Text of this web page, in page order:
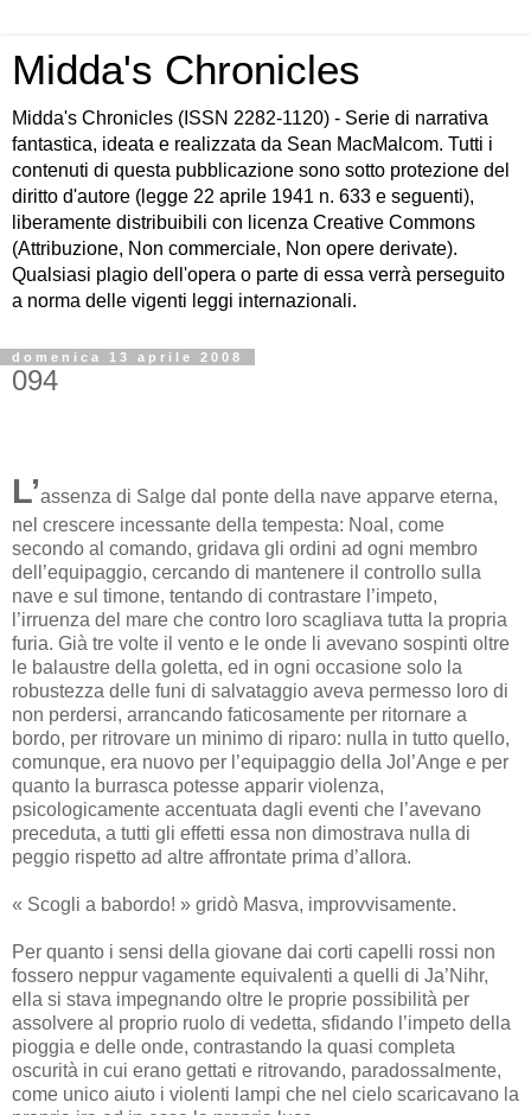
Midda's Chronicles
Midda's Chronicles (ISSN 2282-1120) - Serie di narrativa
fantastica, ideata e realizzata da Sean MacMalcom. Tutti i
contenuti di questa pubblicazione sono sotto protezione del
diritto d'autore (legge 22 aprile 1941 n. 633 e seguenti),
liberamente distribuibili con licenza Creative Commons
(Attribuzione, Non commerciale, Non opere derivate).
Qualsiasi plagio dell'opera o parte di essa verrà perseguito
a norma delle vigenti leggi internazionali.
domenica 13 aprile 2008
094
L’assenza di Salge dal ponte della nave apparve eterna,
nel crescere incessante della tempesta: Noal, come
secondo al comando, gridava gli ordini ad ogni membro
dell’equipaggio, cercando di mantenere il controllo sulla
nave e sul timone, tentando di contrastare l’impeto,
l’irruenza del mare che contro loro scagliava tutta la propria
furia. Già tre volte il vento e le onde li avevano sospinti oltre
le balaustre della goletta, ed in ogni occasione solo la
robustezza delle funi di salvataggio aveva permesso loro di
non perdersi, arrancando faticosamente per ritornare a
bordo, per ritrovare un minimo di riparo: nulla in tutto quello,
comunque, era nuovo per l’equipaggio della Jol’Ange e per
quanto la burrasca potesse apparir violenza,
psicologicamente accentuata dagli eventi che l’avevano
preceduta, a tutti gli effetti essa non dimostrava nulla di
peggio rispetto ad altre affrontate prima d’allora.
« Scogli a babordo! » gridò Masva, improvvisamente.
Per quanto i sensi della giovane dai corti capelli rossi non
fossero neppur vagamente equivalenti a quelli di Ja’Nihr,
ella si stava impegnando oltre le proprie possibilità per
assolvere al proprio ruolo di vedetta, sfidando l’impeto della
pioggia e delle onde, contrastando la quasi completa
oscurità in cui erano gettati e ritrovando, paradossalmente,
come unico aiuto i violenti lampi che nel cielo scaricavano la